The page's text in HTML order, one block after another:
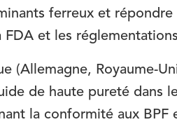
ferreux et
et les
(Allemagne, Royaume-
de haute pureté dans
la conformité aux